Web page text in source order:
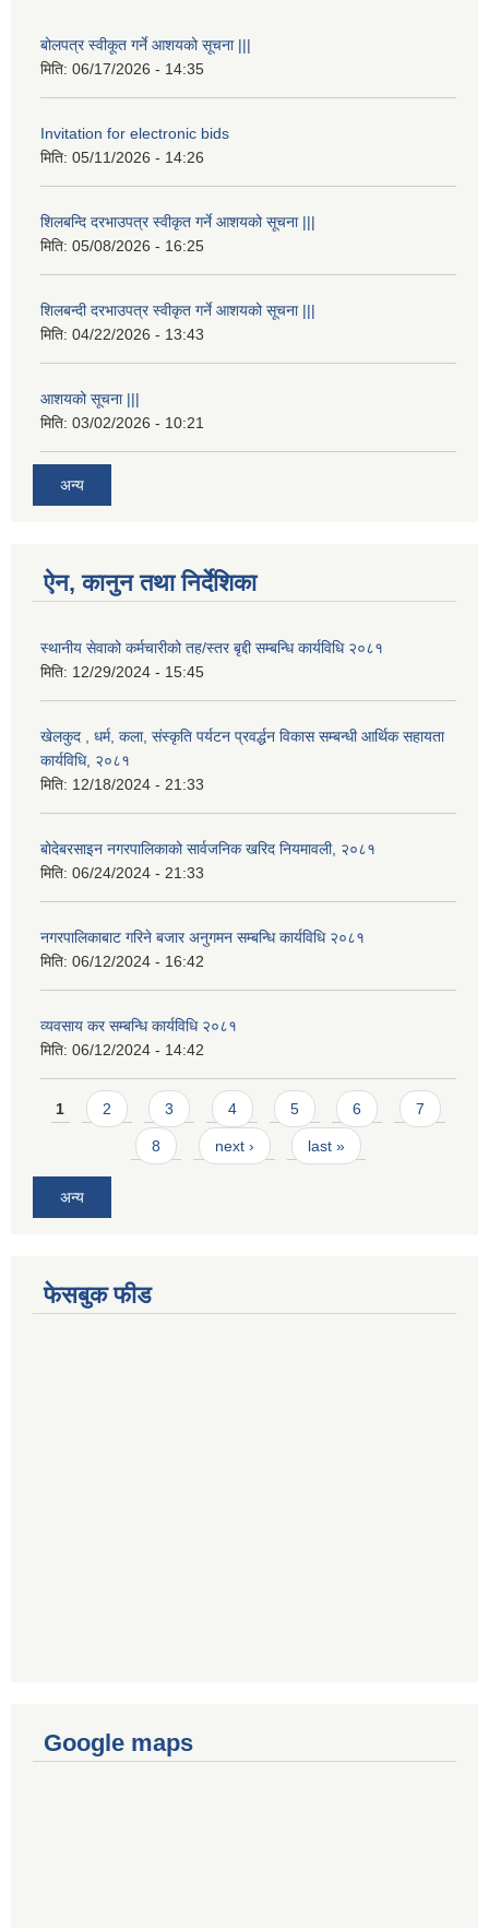
बोलपत्र स्वीकूत गर्ने आशयको सूचना |||
मिति: 06/17/2026 - 14:35
Invitation for electronic bids
मिति: 05/11/2026 - 14:26
शिलबन्दि दरभाउपत्र स्वीकृत गर्ने आशयको सूचना |||
मिति: 05/08/2026 - 16:25
शिलबन्दी दरभाउपत्र स्वीकृत गर्ने आशयको सूचना |||
मिति: 04/22/2026 - 13:43
आशयको सूचना |||
मिति: 03/02/2026 - 10:21
अन्य
ऐन, कानुन तथा निर्देशिका
स्थानीय सेवाको कर्मचारीको तह/स्तर बृद्दी सम्बन्धि कार्यविधि २०८१
मिति: 12/29/2024 - 15:45
खेलकुद , धर्म, कला, संस्कृति पर्यटन प्रवर्द्धन विकास सम्बन्धी आर्थिक सहायता
कार्यविधि, २०८१
मिति: 12/18/2024 - 21:33
बोदेबरसाइन नगरपालिकाको सार्वजनिक खरिद नियमावली, २०८१
मिति: 06/24/2024 - 21:33
नगरपालिकाबाट गरिने बजार अनुगमन सम्बन्धि कार्यविधि २०८१
मिति: 06/12/2024 - 16:42
व्यवसाय कर सम्बन्धि कार्यविधि २०८१
मिति: 06/12/2024 - 14:42
Pages
1 2 3 4 5 6 7
8 next › last »
अन्य
फेसबुक फीड
Google maps